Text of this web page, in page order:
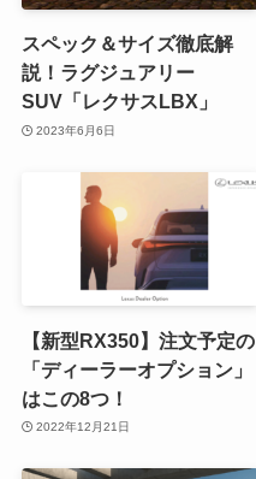
スペック＆サイズ徹底解
説！ラグジュアリー
SUV「レクサスLBX」
2023年6月6日
【新型RX350】注文予定の
「ディーラーオプション」
はこの8つ！
2022年12月21日